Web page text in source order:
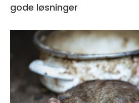
gode løsninger